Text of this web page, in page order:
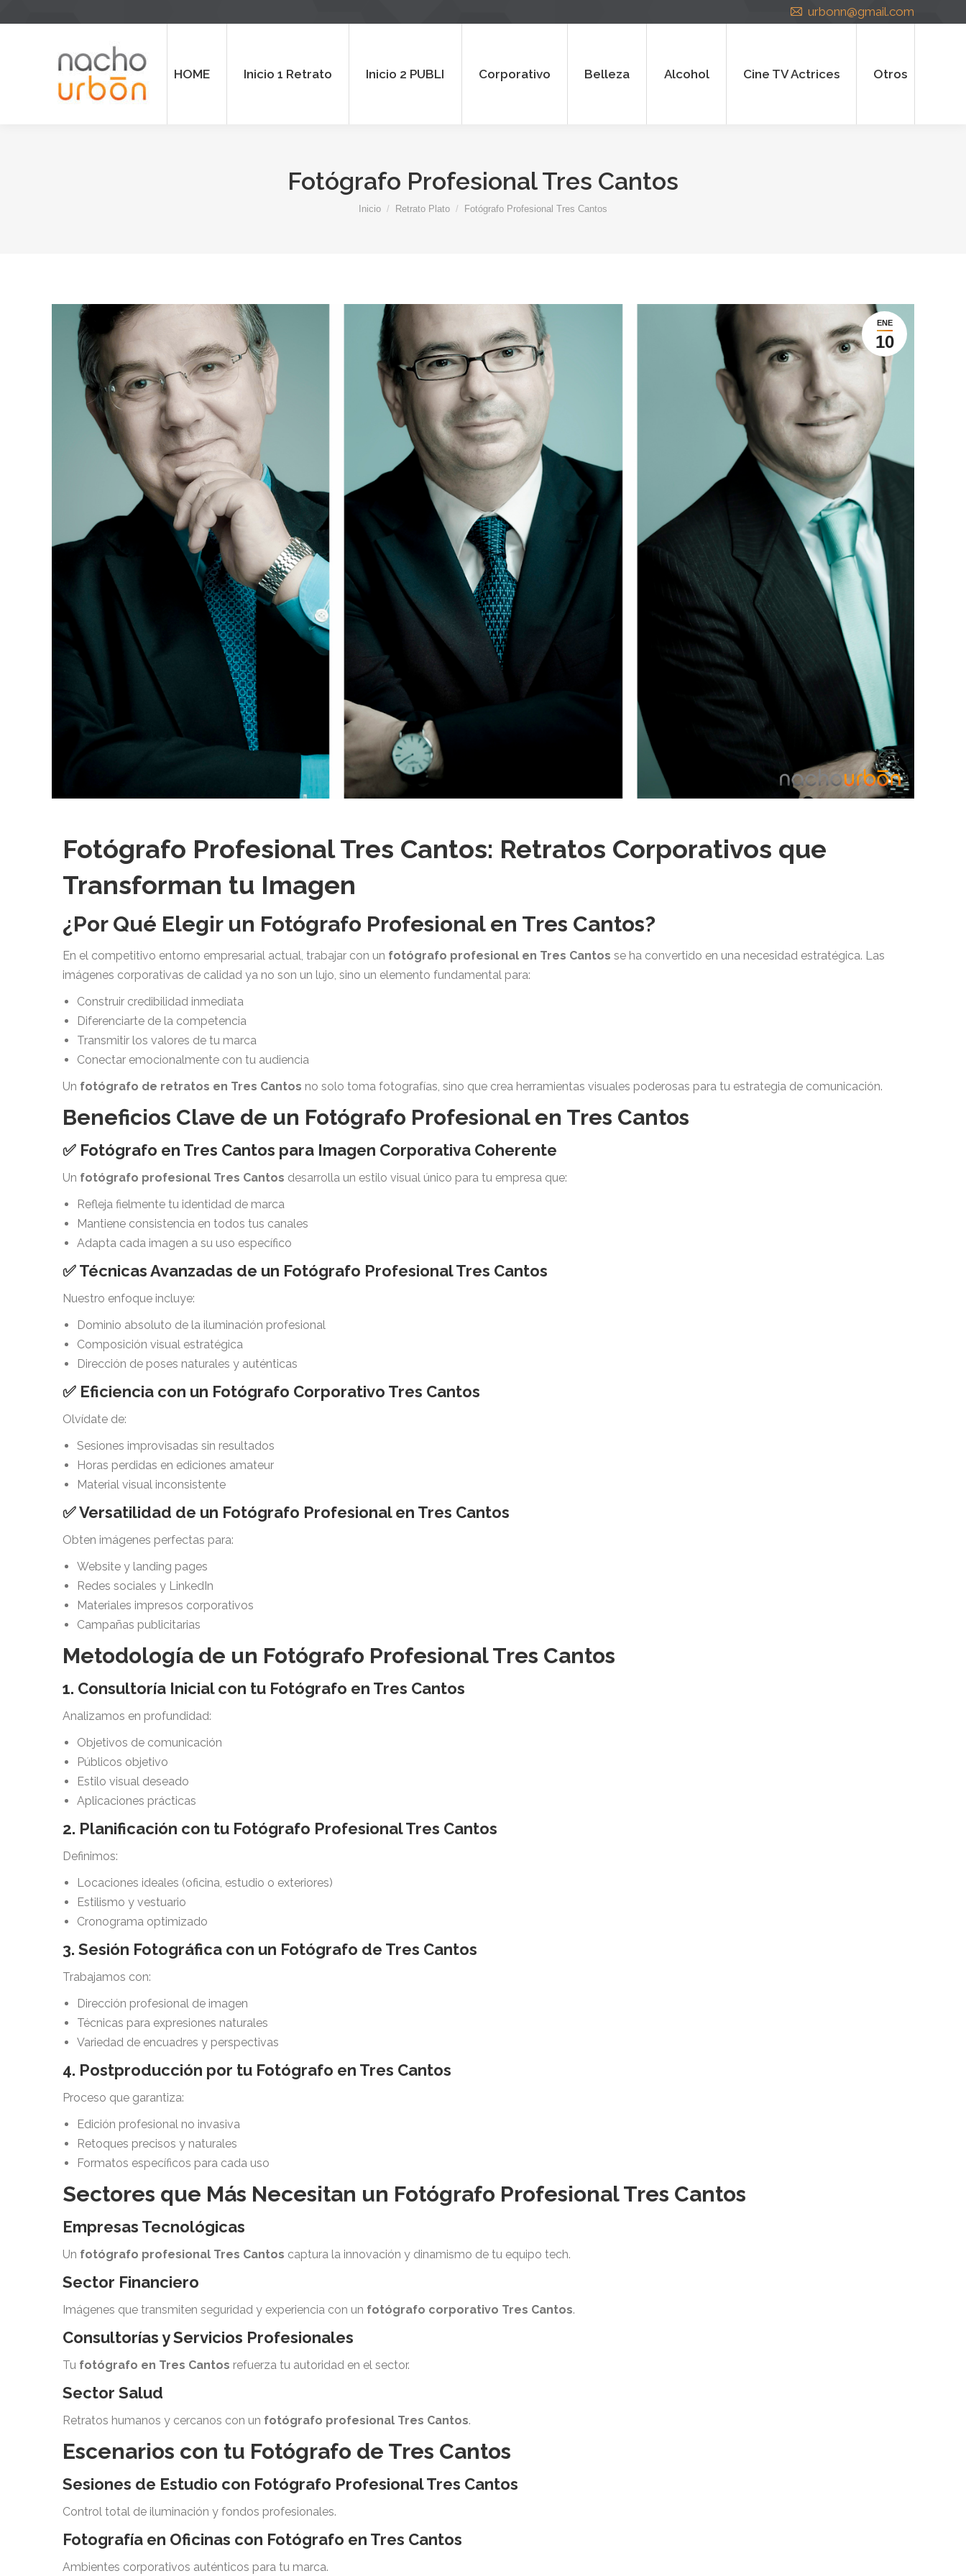
urbonn@gmail.com
HOME Inicio 1 Retrato Inicio 2 PUBLI Corporativo Belleza Alcohol Cine TV Actrices Otros
Fotógrafo Profesional Tres Cantos
Estás aquí:
Inicio Retrato Plato Fotógrafo Profesional Tres Cantos
ENE
10
Fotógrafo Profesional Tres Cantos: Retratos Corporativos que
Transforman tu Imagen
¿Por Qué Elegir un Fotógrafo Profesional en Tres Cantos?
En el competitivo entorno empresarial actual, trabajar con un fotógrafo profesional en Tres Cantos se ha convertido en una necesidad estratégica. Las
imágenes corporativas de calidad ya no son un lujo, sino un elemento fundamental para:
Construir credibilidad inmediata
Diferenciarte de la competencia
Transmitir los valores de tu marca
Conectar emocionalmente con tu audiencia
Un fotógrafo de retratos en Tres Cantos no solo toma fotografías, sino que crea herramientas visuales poderosas para tu estrategia de comunicación.
Beneficios Clave de un Fotógrafo Profesional en Tres Cantos
✅ Fotógrafo en Tres Cantos para Imagen Corporativa Coherente
Un fotógrafo profesional Tres Cantos desarrolla un estilo visual único para tu empresa que:
Refleja fielmente tu identidad de marca
Mantiene consistencia en todos tus canales
Adapta cada imagen a su uso específico
✅ Técnicas Avanzadas de un Fotógrafo Profesional Tres Cantos
Nuestro enfoque incluye:
Dominio absoluto de la iluminación profesional
Composición visual estratégica
Dirección de poses naturales y auténticas
✅ Eficiencia con un Fotógrafo Corporativo Tres Cantos
Olvídate de:
Sesiones improvisadas sin resultados
Horas perdidas en ediciones amateur
Material visual inconsistente
✅ Versatilidad de un Fotógrafo Profesional en Tres Cantos
Obten imágenes perfectas para:
Website y landing pages
Redes sociales y LinkedIn
Materiales impresos corporativos
Campañas publicitarias
Metodología de un Fotógrafo Profesional Tres Cantos
1. Consultoría Inicial con tu Fotógrafo en Tres Cantos
Analizamos en profundidad:
Objetivos de comunicación
Públicos objetivo
Estilo visual deseado
Aplicaciones prácticas
2. Planificación con tu Fotógrafo Profesional Tres Cantos
Definimos:
Locaciones ideales (oficina, estudio o exteriores)
Estilismo y vestuario
Cronograma optimizado
3. Sesión Fotográfica con un Fotógrafo de Tres Cantos
Trabajamos con:
Dirección profesional de imagen
Técnicas para expresiones naturales
Variedad de encuadres y perspectivas
4. Postproducción por tu Fotógrafo en Tres Cantos
Proceso que garantiza:
Edición profesional no invasiva
Retoques precisos y naturales
Formatos específicos para cada uso
Sectores que Más Necesitan un Fotógrafo Profesional Tres Cantos
Empresas Tecnológicas
Un fotógrafo profesional Tres Cantos captura la innovación y dinamismo de tu equipo tech.
Sector Financiero
Imágenes que transmiten seguridad y experiencia con un fotógrafo corporativo Tres Cantos.
Consultorías y Servicios Profesionales
Tu fotógrafo en Tres Cantos refuerza tu autoridad en el sector.
Sector Salud
Retratos humanos y cercanos con un fotógrafo profesional Tres Cantos.
Escenarios con tu Fotógrafo de Tres Cantos
Sesiones de Estudio con Fotógrafo Profesional Tres Cantos
Control total de iluminación y fondos profesionales.
Fotografía en Oficinas con Fotógrafo en Tres Cantos
Ambientes corporativos auténticos para tu marca.
HOME Inicio 1 Retrato Inicio 2 PUBLI Corporativo Belleza Alcohol Cine TV Actrices Otros